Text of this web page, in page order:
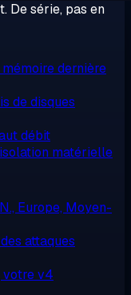
De série, pas en
dernière
de disques
débit
matérielle
Europe, Moyen-
attaques
votre v4